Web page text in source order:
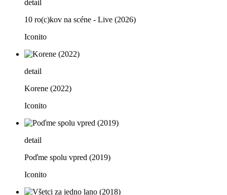
detail
10 ro(c)kov na scéne - Live (2026)
Iconito
detail
Korene (2022)
Iconito
detail
Poďme spolu vpred (2019)
Iconito